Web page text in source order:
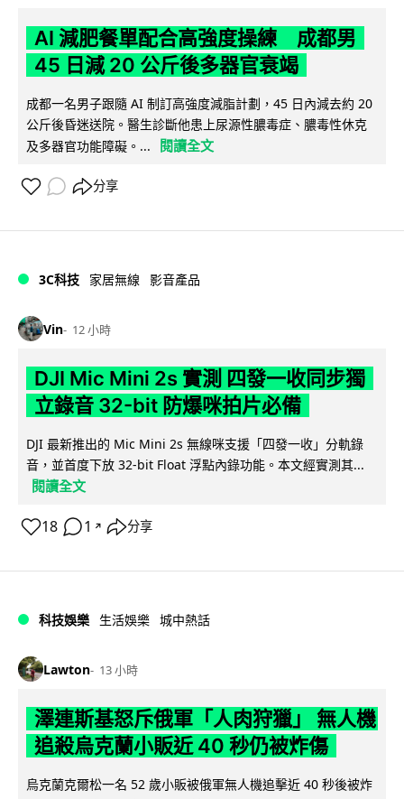
AI 減肥餐單配合高強度操練 成都男
45 日減 20 公斤後多器官衰竭
成都一名男子跟隨 AI 制訂高強度減脂計劃，45 日內減去約 20
公斤後昏迷送院。醫生診斷他患上尿源性膿毒症、膿毒性休克
及多器官功能障礙。...
閱讀全文
分享
3C科技 家居無線 影音產品
Vin 12 小時
DJI Mic Mini 2s 實測 四發一收同步獨
立錄音 32-bit 防爆咪拍片必備
DJI 最新推出的 Mic Mini 2s 無線咪支援「四發一收」分軌錄
音，並首度下放 32-bit Float 浮點內錄功能。本文經實測其...
閱讀全文
18 1 ↗ 分享
科技娛樂 生活娛樂 城中熱話
Lawton 13 小時
澤連斯基怒斥俄軍「人肉狩獵」 無人機
追殺烏克蘭小販近 40 秒仍被炸傷
烏克蘭克爾松一名 52 歲小販被俄軍無人機追擊近 40 秒後被炸